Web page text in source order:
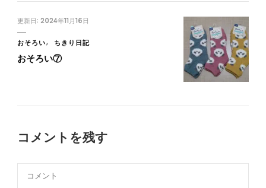
更新日: 2024年11月16日
おそろい ちきり日記
おそろい⑦
コメントを残す